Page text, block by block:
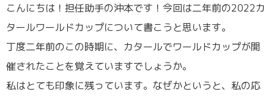
こんにちは！担任助手の沖本です！今回は二年前の2022カ
タールワールドカップについて書こうと思います。
丁度二年前のこの時期に、カタールでワールドカップが開
催されたことを覚えていますでしょうか。
私はとても印象に残っています。なぜかというと、私の応